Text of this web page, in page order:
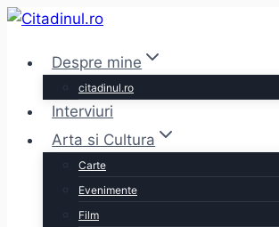
Skip
contentDespre mine
citadinul.ro
Interviuri
Arta si Cultura
Carte
Evenimente
Film